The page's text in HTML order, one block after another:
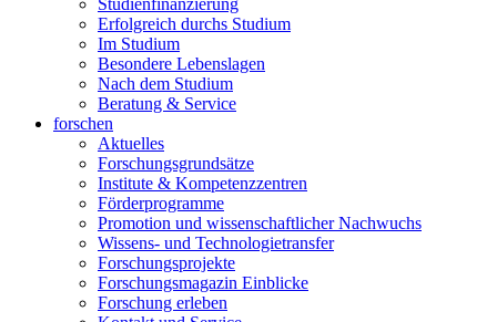
Studienfinanzierung
Erfolgreich durchs Studium
Im Studium
Besondere Lebenslagen
Nach dem Studium
Beratung & Service
forschen
Aktuelles
Forschungsgrundsätze
Institute & Kompetenzzentren
Förderprogramme
Promotion und wissenschaftlicher Nachwuchs
Wissens- und Technologietransfer
Forschungsprojekte
Forschungsmagazin Einblicke
Forschung erleben